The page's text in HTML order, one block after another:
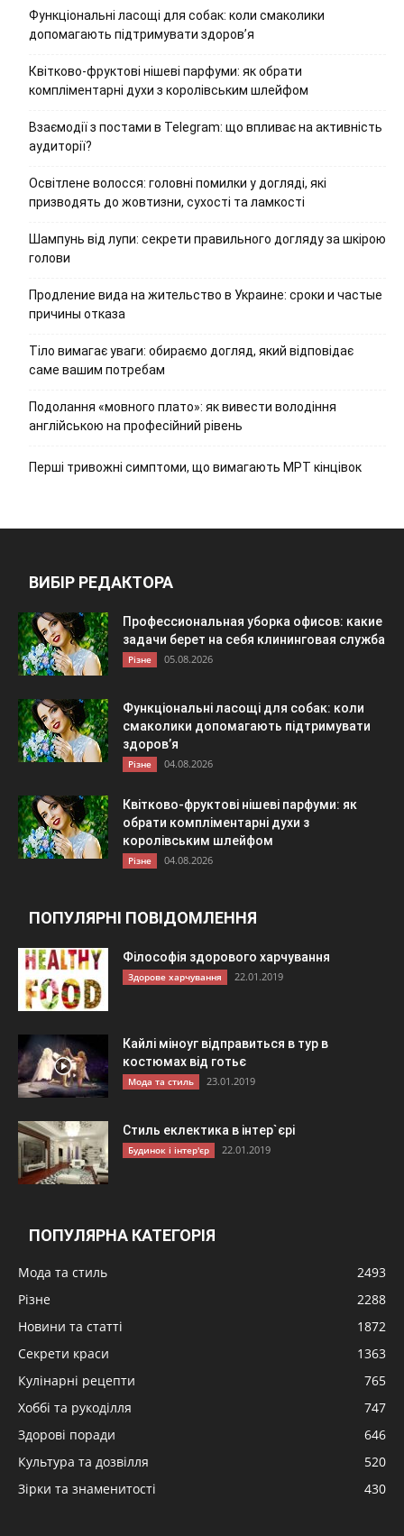
Функціональні ласощі для собак: коли смаколики
допомагають підтримувати здоров’я
Квітково-фруктові нішеві парфуми: як обрати
компліментарні духи з королівським шлейфом
Взаємодії з постами в Telegram: що впливає на активність
аудиторії?
Освітлене волосся: головні помилки у догляді, які
призводять до жовтизни, сухості та ламкості
Шампунь від лупи: секрети правильного догляду за шкірою
голови
Продление вида на жительство в Украине: сроки и частые
причины отказа
Тіло вимагає уваги: обираємо догляд, який відповідає
саме вашим потребам
Подолання «мовного плато»: як вивести володіння
англійською на професійний рівень
Перші тривожні симптоми, що вимагають МРТ кінцівок
ВИБІР РЕДАКТОРА
Профессиональная уборка офисов: какие
задачи берет на себя клининговая служба
Різне 05.08.2026
Функціональні ласощі для собак: коли
смаколики допомагають підтримувати
здоров’я
Різне 04.08.2026
Квітково-фруктові нішеві парфуми: як
обрати компліментарні духи з
королівським шлейфом
Різне 04.08.2026
ПОПУЛЯРНІ ПОВІДОМЛЕННЯ
Філософія здорового харчування
Здорове харчування 22.01.2019
Кайлі міноуг відправиться в тур в
костюмах від готьє
Мода та стиль 23.01.2019
Стиль еклектика в інтер`єрі
Будинок і інтер'єр 22.01.2019
ПОПУЛЯРНА КАТЕГОРІЯ
Мода та стиль
2493
Різне
2288
Новини та статті
1872
Секрети краси
1363
Кулінарні рецепти
765
Хоббі та рукоділля
747
Здорові поради
646
Культура та дозвілля
520
Зірки та знаменитості
430